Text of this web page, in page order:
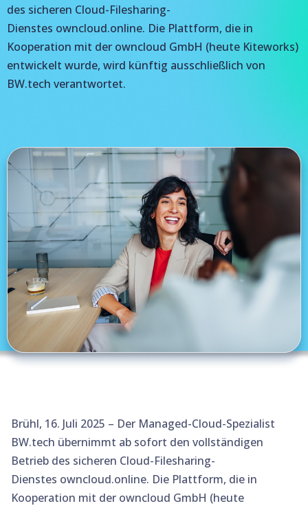
des sicheren Cloud-Filesharing-
Dienstes owncloud.online. Die Plattform, die in
Kooperation mit der owncloud GmbH (heute Kiteworks)
entwickelt wurde, wird künftig ausschließlich von
BW.tech verantwortet.
Brühl, 16. Juli 2025 – Der Managed-Cloud-Spezialist
BW.tech übernimmt ab sofort den vollständigen
Betrieb des sicheren Cloud-Filesharing-
Dienstes owncloud.online. Die Plattform, die in
Kooperation mit der owncloud GmbH (heute